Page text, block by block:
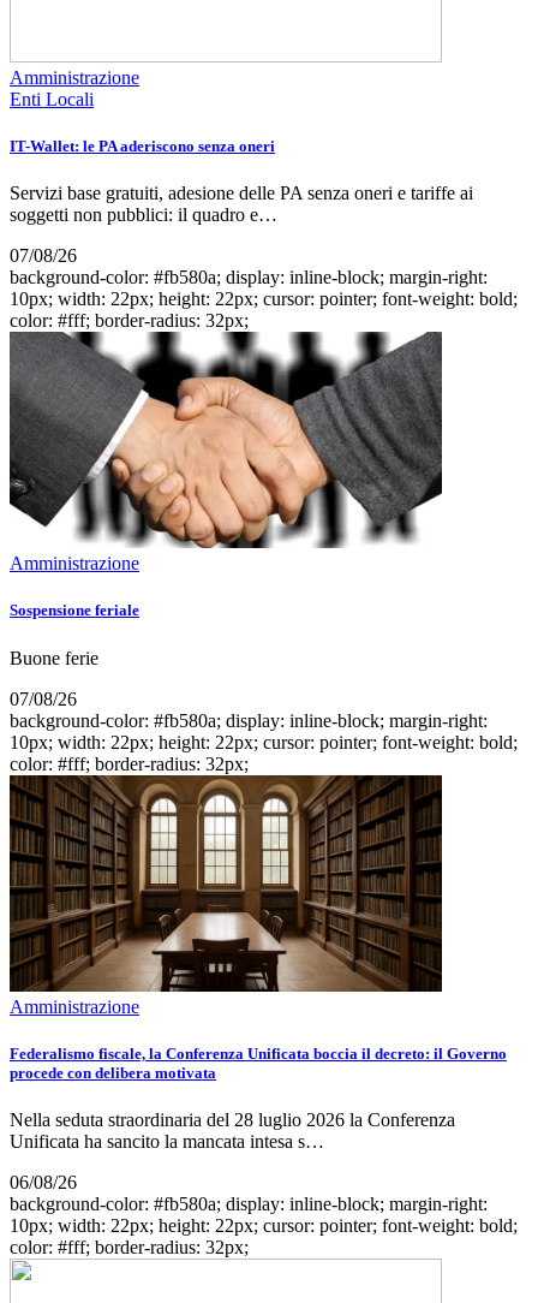
Amministrazione
Enti Locali
IT-Wallet: le PA aderiscono senza oneri
Servizi base gratuiti, adesione delle PA senza oneri e tariffe ai
soggetti non pubblici: il quadro e…
07/08/26
background-color: #fb580a; display: inline-block; margin-right:
10px; width: 22px; height: 22px; cursor: pointer; font-weight: bold;
color: #fff; border-radius: 32px;
Amministrazione
Sospensione feriale
Buone ferie
07/08/26
background-color: #fb580a; display: inline-block; margin-right:
10px; width: 22px; height: 22px; cursor: pointer; font-weight: bold;
color: #fff; border-radius: 32px;
Amministrazione
Federalismo fiscale, la Conferenza Unificata boccia il decreto: il Governo
procede con delibera motivata
Nella seduta straordinaria del 28 luglio 2026 la Conferenza
Unificata ha sancito la mancata intesa s…
06/08/26
background-color: #fb580a; display: inline-block; margin-right:
10px; width: 22px; height: 22px; cursor: pointer; font-weight: bold;
color: #fff; border-radius: 32px;